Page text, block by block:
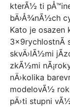
kterÃ½ ti
bÄ›Å¾nÃ½ch
Kato je osazen
3x9rychlostnÃ­
skvÄ›lÃ½mi
zkÃ½mi
nÄ›kolika
modelovÃ½ rok
pÄ›ti stupni